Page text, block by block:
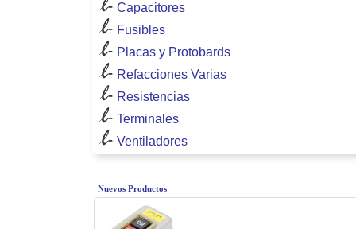
Capacitores
Fusibles
Placas y Protobards
Refacciones Varias
Resistencias
Terminales
Ventiladores
Nuevos Productos